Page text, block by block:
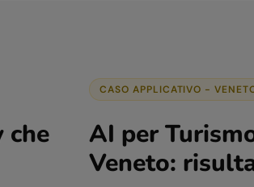
che
CASO APPLICATIVO -
AI per
Veneto: